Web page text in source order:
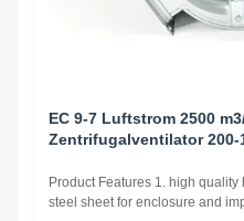
EC 9-7 Luftstrom 2500
Zentrifugalventilator 200-
Product Features 1. high
steel sheet for enclosure and